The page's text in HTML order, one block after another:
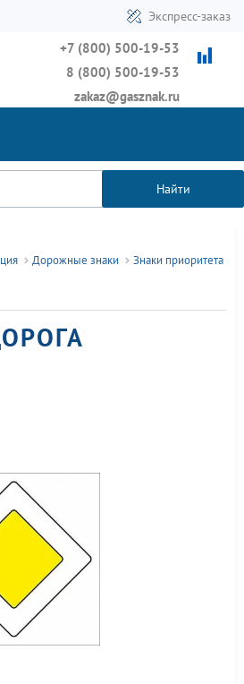
Экспресс-заказ
+7 (800) 500-19-53
8 (800) 500-19-53
zakaz@gasznak.ru
Найти
Дорожные знаки
Знаки приоритета